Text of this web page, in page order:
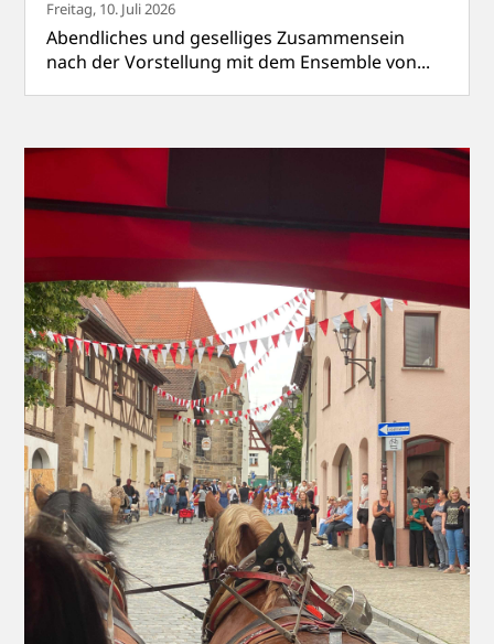
Freitag, 10. Juli 2026
Abendliches und geselliges Zusammensein
nach der Vorstellung mit dem Ensemble von...